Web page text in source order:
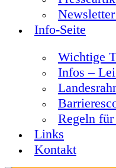
Info-Seite
Wichtige
Infos –
Regeln
Links
Kontakt